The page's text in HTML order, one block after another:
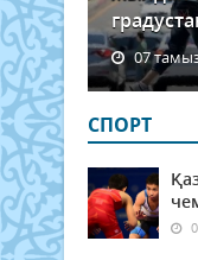
07
СПОРТ